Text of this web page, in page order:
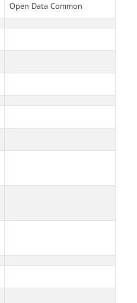
Open Data Common